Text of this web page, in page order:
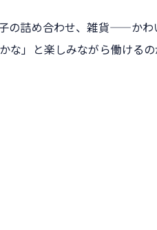
の詰め合わせ、雑貨——か
な」と楽しみながら働ける